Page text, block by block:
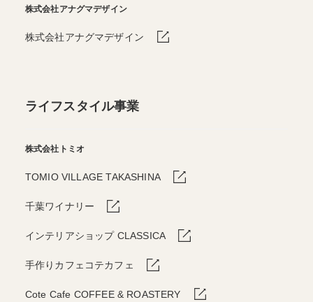
株式会社アナグマデザイン
株式会社アナグマデザイン
ライフスタイル事業
株式会社トミオ
TOMIO VILLAGE TAKASHINA
千葉ワイナリー
インテリアショップ CLASSICA
手作りカフェコテカフェ
Cote Cafe COFFEE & ROASTERY